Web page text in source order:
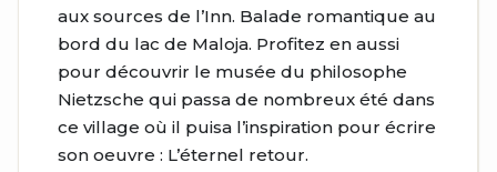
aux sources de l’Inn. Balade romantique au
bord du lac de Maloja. Profitez en aussi
pour découvrir le musée du philosophe
Nietzsche qui passa de nombreux été dans
ce village où il puisa l’inspiration pour écrire
son oeuvre : L’éternel retour.